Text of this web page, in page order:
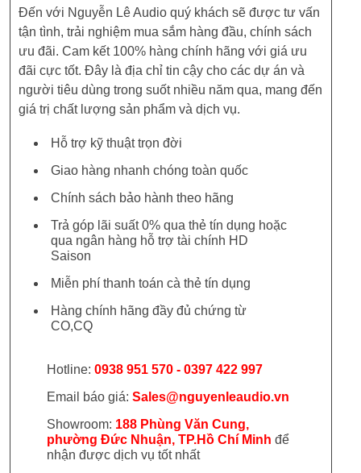
Đến với Nguyễn Lê Audio quý khách sẽ được tư vấn
tận tình, trải nghiệm mua sắm hàng đầu, chính sách
ưu đãi. Cam kết 100% hàng chính hãng với giá ưu
đãi cực tốt. Đây là địa chỉ tin cậy cho các dự án và
người tiêu dùng trong suốt nhiều năm qua, mang đến
giá trị chất lượng sản phẩm và dịch vụ.
Hỗ trợ kỹ thuật trọn đời
Giao hàng nhanh chóng toàn quốc
Chính sách bảo hành theo hãng
Trả góp lãi suất 0% qua thẻ tín dụng hoặc
qua ngân hàng hỗ trợ tài chính HD
Saison
Miễn phí thanh toán cà thẻ tín dụng
Hàng chính hãng đầy đủ chứng từ
CO,CQ
Hotline: 0938 951 570 - 0397 422 997
Email báo giá: Sales@nguyenleaudio.vn
Showroom: 188 Phùng Văn Cung,
phường Đức Nhuận, TP.Hồ Chí Minh để
nhận được dịch vụ tốt nhất